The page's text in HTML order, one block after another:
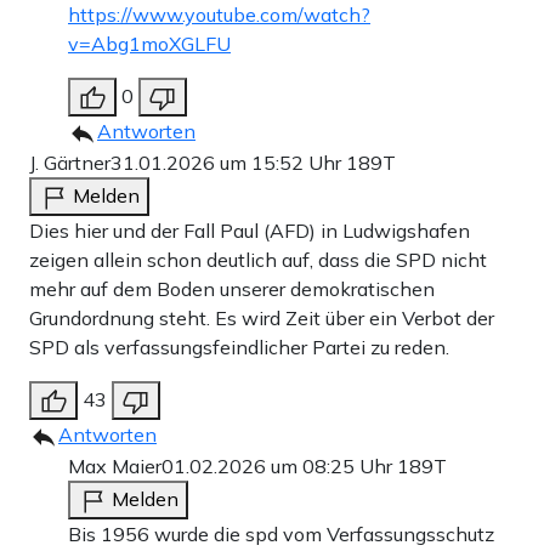
https://www.youtube.com/watch?
v=Abg1moXGLFU
0
Antworten
J. Gärtner31.01.2026 um 15:52 Uhr 189T
Melden
Dies hier und der Fall Paul (AFD) in Ludwigshafen
zeigen allein schon deutlich auf, dass die SPD nicht
mehr auf dem Boden unserer demokratischen
Grundordnung steht. Es wird Zeit über ein Verbot der
SPD als verfassungsfeindlicher Partei zu reden.
43
Antworten
Max Maier01.02.2026 um 08:25 Uhr 189T
Melden
Bis 1956 wurde die spd vom Verfassungsschutz